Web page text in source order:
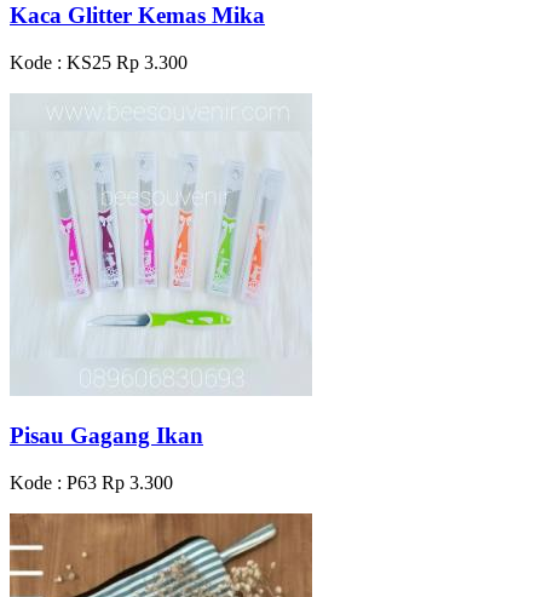
Kaca Glitter Kemas Mika
Kode : KS25 Rp 3.300
Pisau Gagang Ikan
Kode : P63 Rp 3.300